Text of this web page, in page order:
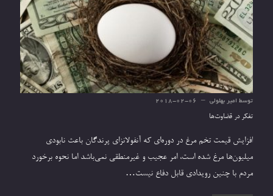
توسط امیر بهلولی 2018-02-06
تفکر در قضاوت‌ها
افزایش قیمت تخم مرغ در دوره‌ای که آنفولانزای پرندگان باعث نابودی
میلیون‌ها مرغ شده است، امر عجیب و غیرمنطقی نمی‌باشد اما نحوه برخورد
مردم با چنین رویدادی قابل دفاع نیست…